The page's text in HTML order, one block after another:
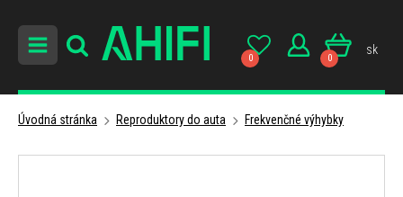
0 0
sk
Úvodná stránka Reproduktory do auta Frekvenčné výhybky